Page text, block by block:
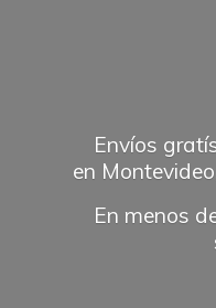
Envíos
en
En menos